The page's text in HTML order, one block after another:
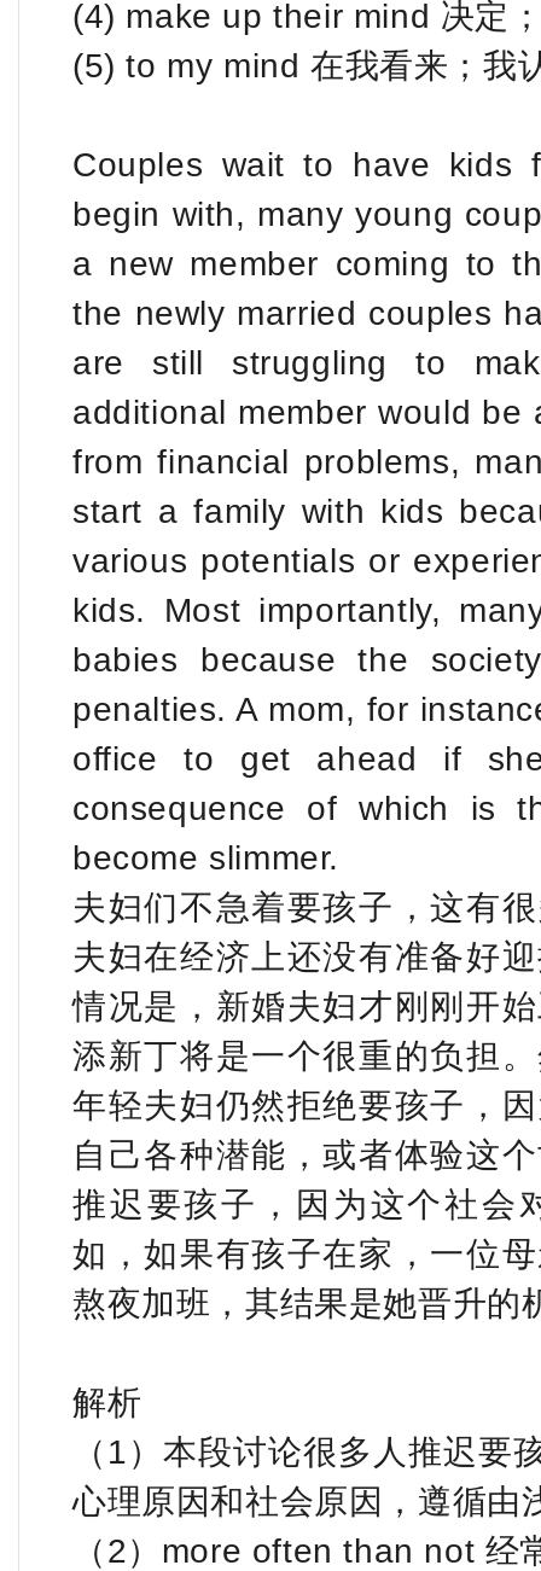
(4) make up their mind 决定
(5) to my mind 在我看来；我
Couples wait to have kids
begin with, many young
a new member coming to
the newly married couples
are still struggling to
additional member would
from financial problems,
start a family with kids
various potentials or
kids. Most importantly,
babies because the
penalties. A mom, for
office to get ahead if
consequence of which is
become slimmer.
夫妇们不急着要孩子，这有
夫妇在经济上还没有准备好
情况是，新婚夫妇才刚刚开
添新丁将是一个很重的负担
年轻夫妇仍然拒绝要孩子，
自己各种潜能，或者体验这
推迟要孩子，因为这个社会
如，如果有孩子在家，一位
熬夜加班，其结果是她晋升的
解析
（1）本段讨论很多人推迟要
心理原因和社会原因，遵循由
（2）more often than not 经